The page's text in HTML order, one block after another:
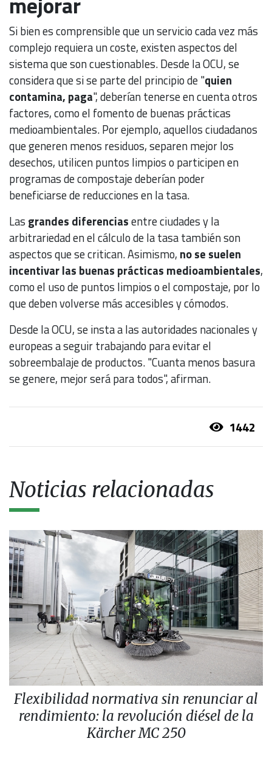
Si bien es comprensible que un servicio cada vez más
complejo requiera un coste, existen aspectos del
sistema que son cuestionables. Desde la OCU, se
considera que si se parte del principio de "quien
contamina, paga", deberían tenerse en cuenta otros
factores, como el fomento de buenas prácticas
medioambientales. Por ejemplo, aquellos ciudadanos
que generen menos residuos, separen mejor los
desechos, utilicen puntos limpios o participen en
programas de compostaje deberían poder
beneficiarse de reducciones en la tasa.
Las grandes diferenciasentre ciudades y la
arbitrariedad en el cálculo de la tasa también son
aspectos que se critican. Asimismo, no se suelen
incentivar las buenas prácticas medioambientales,
como el uso de puntos limpios o el compostaje, por lo
que deben volverse más accesibles y cómodos.
Desde la OCU, se insta a las autoridades nacionales y
europeas a seguir trabajando para evitar el
sobreembalaje de productos. "Cuanta menos basura
se genere, mejor será para todos", afirman.
1442
Noticias relacionadas
Flexibilidad normativa sin renunciar al
rendimiento: la revolución diésel de la
Kärcher MC 250